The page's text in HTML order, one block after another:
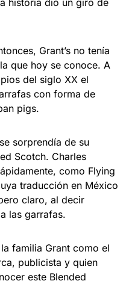
Grant’s no tenía
que hoy se conoce. A
del siglo XX el
con forma de
pigs.
sorprendía de su
Scotch. Charles
como Flying
traducción en México
claro, al decir
las garrafas.
familia Grant como el
publicista y quien
este Blended